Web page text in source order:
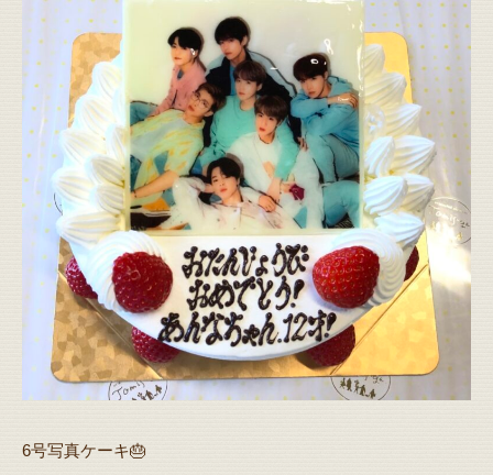
6号写真ケーキ🎂